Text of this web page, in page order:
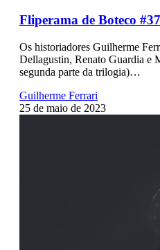
Fliperama de Boteco
Os historiadores Guilherme
Dellagustin, Renato Guardia e
segunda parte da trilogia)…
Guilherme Ferrari
25 de maio de 2023